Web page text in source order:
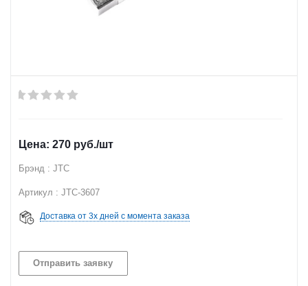
270 руб./шт
Брэнд : JTC
Артикул : JTC-3607
Доставка от 3х дней с момента заказа
Отправить заявку